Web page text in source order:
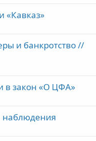
«Кавказ»
и банкротство //
в закон «О ЦФА»
наблюдения